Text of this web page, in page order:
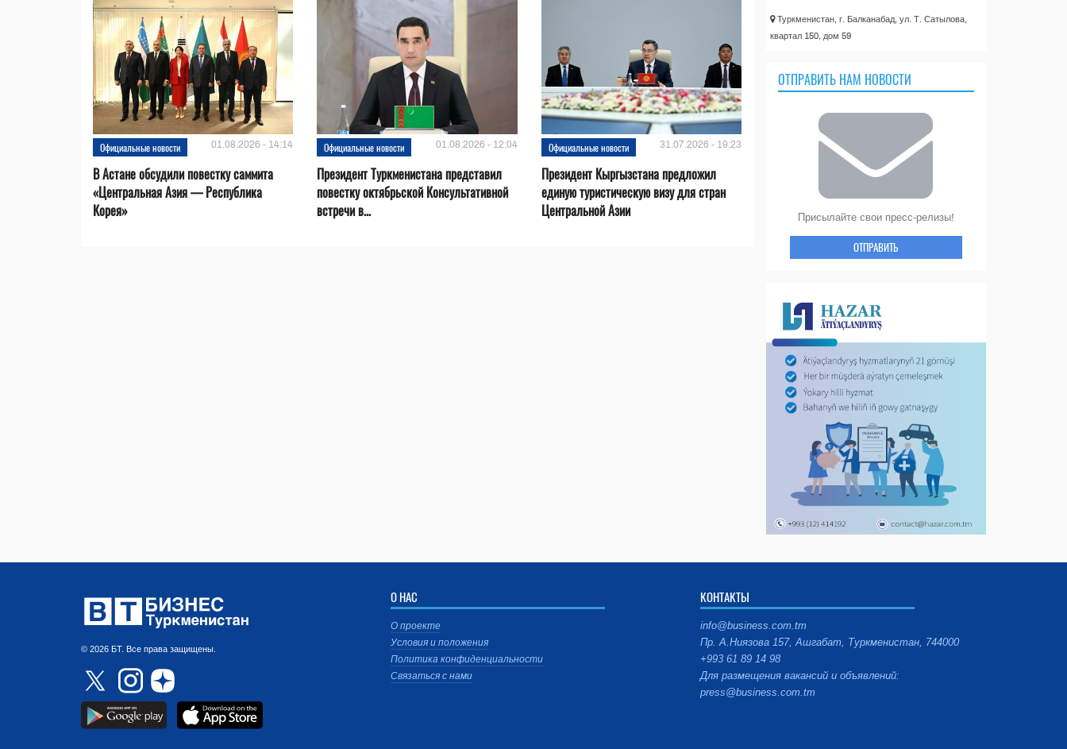
Официальные новости 01.08.2026 - 14:14
В Астане обсудили повестку саммита
«Центральная Азия — Республика
Корея»
Официальные новости 01.08.2026 - 12:04
Президент Туркменистана представил
повестку октябрьской Консультативной
встречи в...
Официальные новости 31.07.2026 - 19:23
Президент Кыргызстана предложил
единую туристическую визу для стран
Центральной Азии
Туркменистан, г. Балканабад, ул. Т. Сатылова,
квартал 150, дом 59
ОТПРАВИТЬ НАМ НОВОСТИ
Присылайте свои пресс-релизы!
ОТПРАВИТЬ
© 2026 БТ. Все права защищены.
О НАС
О проекте
Условия и положения
Политика конфиденциальности
Связаться с нами
КОНТАКТЫ
info@business.com.tm
Пр. А.Ниязова 157, Ашгабат, Туркменистан, 744000
+993 61 89 14 98
Для размещения вакансий и объявлений:
press@business.com.tm